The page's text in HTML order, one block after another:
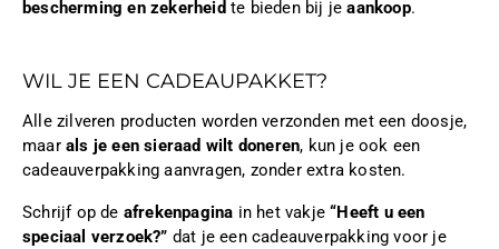
bescherming en zekerheid te bieden bij jeaankoop.
WIL JE EEN CADEAUPAKKET?
Alle zilveren producten worden verzonden met een doosje,
maar als je een sieraad wilt doneren, kun je ook een
cadeauverpakking aanvragen, zonder extra kosten.
Schrijf op de afrekenpagina in het vakje“Heeft u een
speciaal verzoek?” dat je een cadeauverpakking voor je